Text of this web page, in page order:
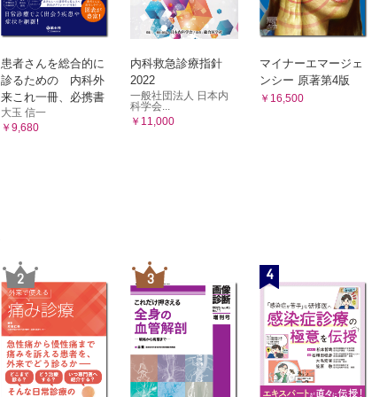
患者さんを総合的に
診るための 内科外
来これ一冊、必携書
大玉 信一
￥9,680
内科救急診療指針
2022
一般社団法人 日本内
科学会...
￥11,000
マイナーエマージェ
ンシー 原著第4版
￥16,500
2 3 4